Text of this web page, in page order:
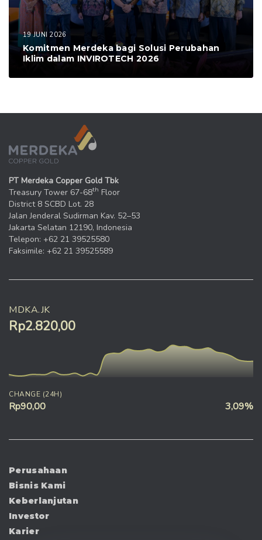
19 JUNI 2026
Komitmen Merdeka bagi Solusi Perubahan
Iklim dalam INVIROTECH 2026
PT Merdeka Copper Gold Tbk
Treasury Tower 67-68th Floor
District 8 SCBD Lot. 28
Jalan Jenderal Sudirman Kav. 52–53
Jakarta Selatan 12190, Indonesia
Telepon: +62 21 39525580
Faksimile: +62 21 39525589
MDKA.JK
Rp2.820,00
CHANGE (24H)
Rp90,00 3,09%
Perusahaan
Bisnis Kami
Keberlanjutan
Investor
Karier